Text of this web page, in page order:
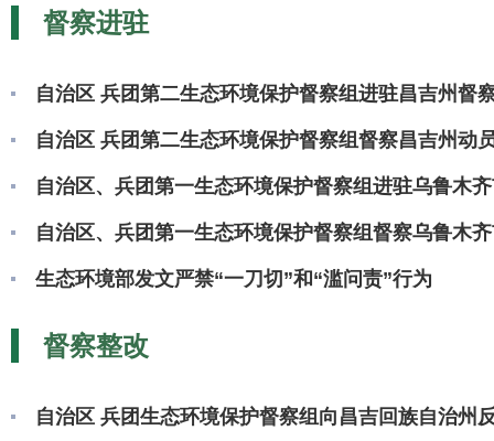
督察进驻
自治区 兵团第二生态环境保护督察组进驻昌吉州督
自治区 兵团第二生态环境保护督察组督察昌吉州动
自治区、兵团第一生态环境保护督察组进驻乌鲁木
自治区、兵团第一生态环境保护督察组督察乌鲁木
生态环境部发文严禁“一刀切”和“滥问责”行为
督察整改
自治区 兵团生态环境保护督察组向昌吉回族自治州